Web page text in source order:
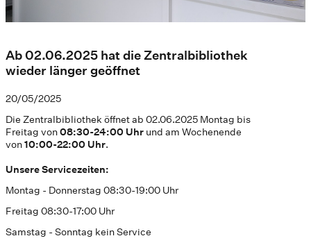
Ab 02.06.2025 hat die Zentralbibliothek
wieder länger geöffnet
20/05/2025
Die Zentralbibliothek öffnet ab 02.06.2025 Montag bis
Freitag von08:30-24:00 Uhr und am Wochenende
von10:00-22:00 Uhr.
Unsere Servicezeiten:
Montag - Donnerstag 08:30-19:00 Uhr
Freitag 08:30-17:00 Uhr
Samstag - Sonntag kein Service